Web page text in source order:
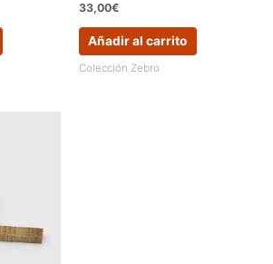
33,00€
Añadir al carrito
Colección Zebro